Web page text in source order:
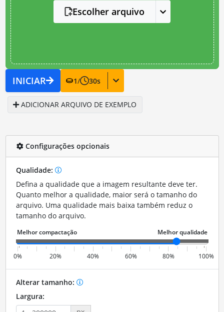
Escolher arquivo
INICIAR 1/ 30s
ADICIONAR ARQUIVO DE EXEMPLO
Configurações opcionais
Qualidade:
Defina a qualidade que a imagem resultante deve ter.
Quanto melhor a qualidade, maior será o tamanho do
arquivo. Uma qualidade mais baixa também reduz o
tamanho do arquivo.
0% 20% 40% 60% 80% 100%
Alterar tamanho:
Largura: